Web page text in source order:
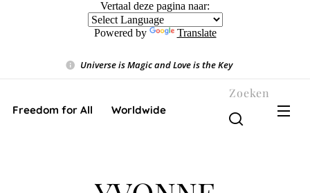
Vertaal deze pagina naar:
Powered by Translate
Universe is Magic and Love is the Key❤️
Freedom for All ❤️ Worldwide
Zoeken